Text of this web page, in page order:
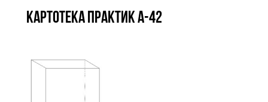
Картотека ПРАКТИК А-42